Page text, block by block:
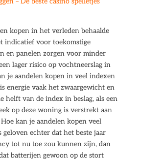
kopen in het verleden behaalde
indicatief voor toekomstige
en panelen zorgen voor minder
lager risico op vochtneerslag in
je aandelen kopen in veel indexen
energie vaak het zwaargewicht en
helft van de index in beslag, als een
op deze woning is verstrekt aan
kan je aandelen kopen veel
echter dat het beste jaar
tot nu toe zou kunnen zijn, dan
batterijen gewoon op de stort